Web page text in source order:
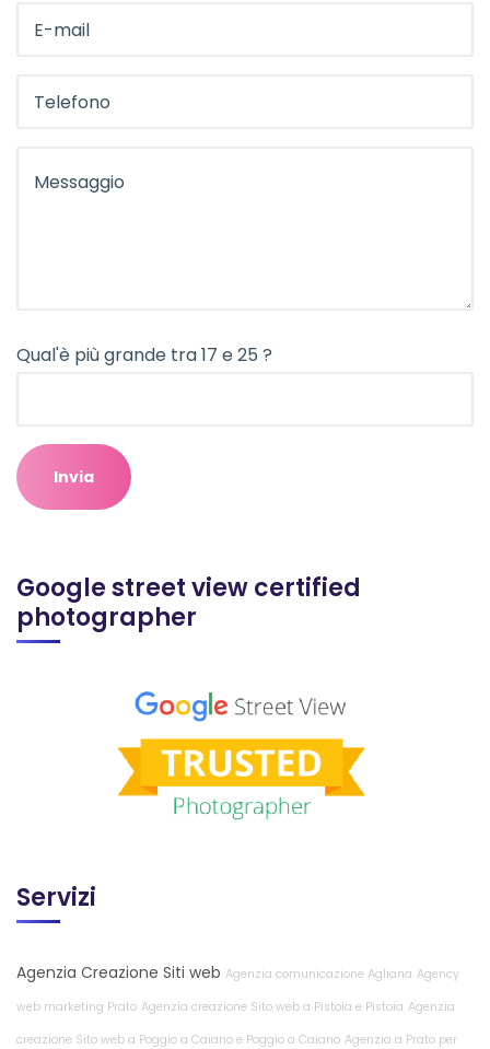
Qual'è più grande tra 17 e 25 ?
Google street view certified
photographer
Servizi
Agenzia Creazione Siti web Agenzia comunicazione Agliana Agency
web marketing Prato Agenzia creazione Sito web a Pistoia e Pistoia Agenzia
creazione Sito web a Poggio a Caiano e Poggio a Caiano Agenzia a Prato per